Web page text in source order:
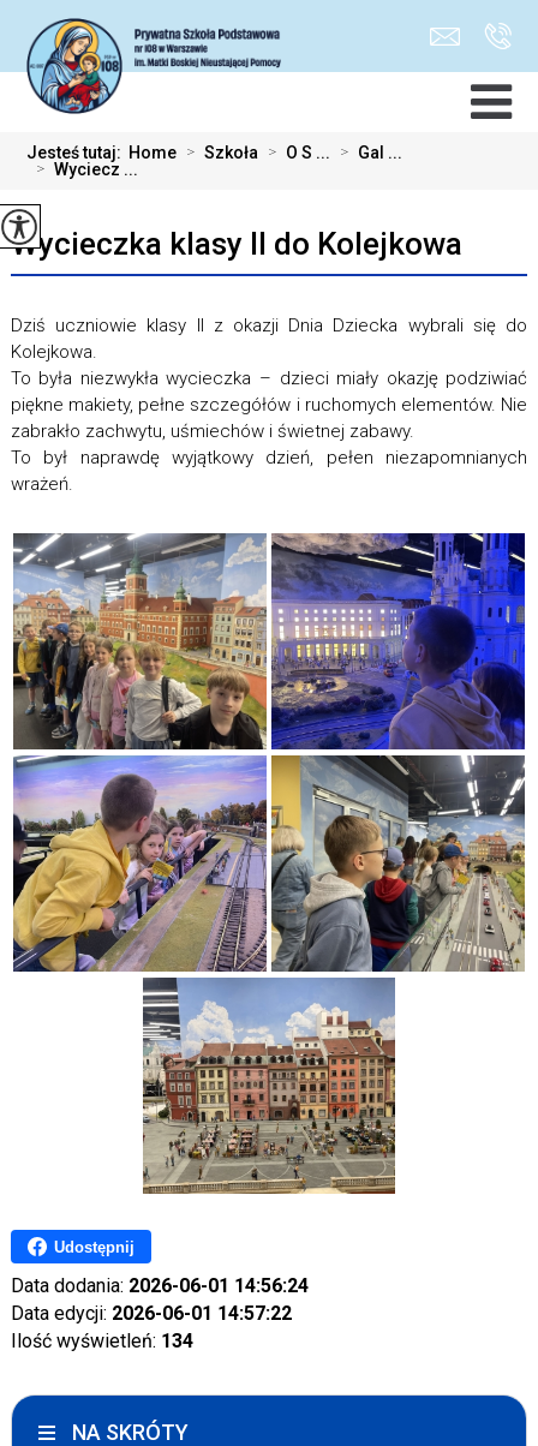
Jesteś tutaj: Home > Szkoła > O S ... > Gal ...
> Wyciecz ...
Wycieczka klasy II do Kolejkowa
Dziś uczniowie klasy II z okazji Dnia Dziecka wybrali się do
Kolejkowa.
To była niezwykła wycieczka – dzieci miały okazję podziwiać
piękne makiety, pełne szczegółów i ruchomych elementów. Nie
zabrakło zachwytu, uśmiechów i świetnej zabawy.
To był naprawdę wyjątkowy dzień, pełen niezapomnianych
wrażeń.
Udostępnij
Data dodania: 2026-06-01 14:56:24
Data edycji: 2026-06-01 14:57:22
Ilość wyświetleń: 134
NA SKRÓTY